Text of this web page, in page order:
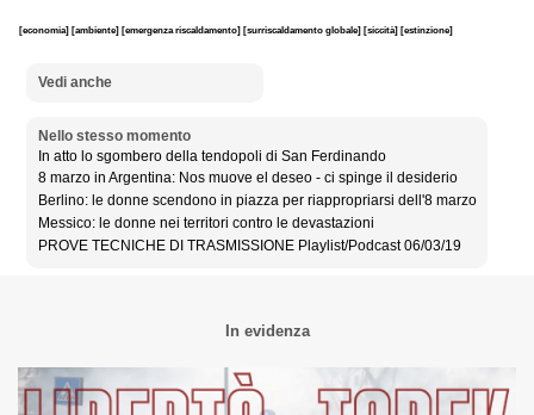
[economia] [ambiente] [emergenza riscaldamento] [surriscaldamento globale] [siccità] [estinzione]
Vedi anche
Nello stesso momento
In atto lo sgombero della tendopoli di San Ferdinando
8 marzo in Argentina: Nos muove el deseo - ci spinge il desiderio
Berlino: le donne scendono in piazza per riappropriarsi dell'8 marzo
Messico: le donne nei territori contro le devastazioni
PROVE TECNICHE DI TRASMISSIONE Playlist/Podcast 06/03/19
In evidenza